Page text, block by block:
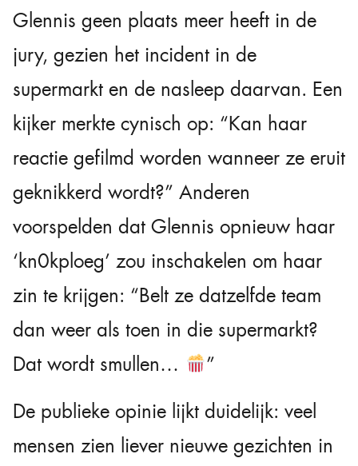
Glennis geen plaats meer heeft in de
jury, gezien het incident in de
supermarkt en de nasleep daarvan. Een
kijker merkte cynisch op: “Kan haar
reactie gefilmd worden wanneer ze eruit
geknikkerd wordt?” Anderen
voorspelden dat Glennis opnieuw haar
‘kn0kploeg’ zou inschakelen om haar
zin te krijgen: “Belt ze datzelfde team
dan weer als toen in die supermarkt?
Dat wordt smullen…
”
De publieke opinie lijkt duidelijk: veel
mensen zien liever nieuwe gezichten in